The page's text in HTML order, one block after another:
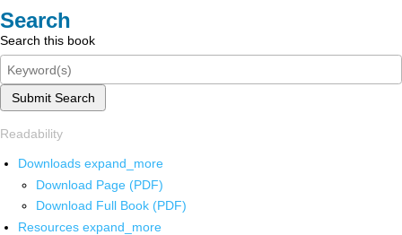
Search
Search this book
Submit Search
Readability
Downloads expand_more
Download Page (PDF)
Download Full Book (PDF)
Resources expand_more